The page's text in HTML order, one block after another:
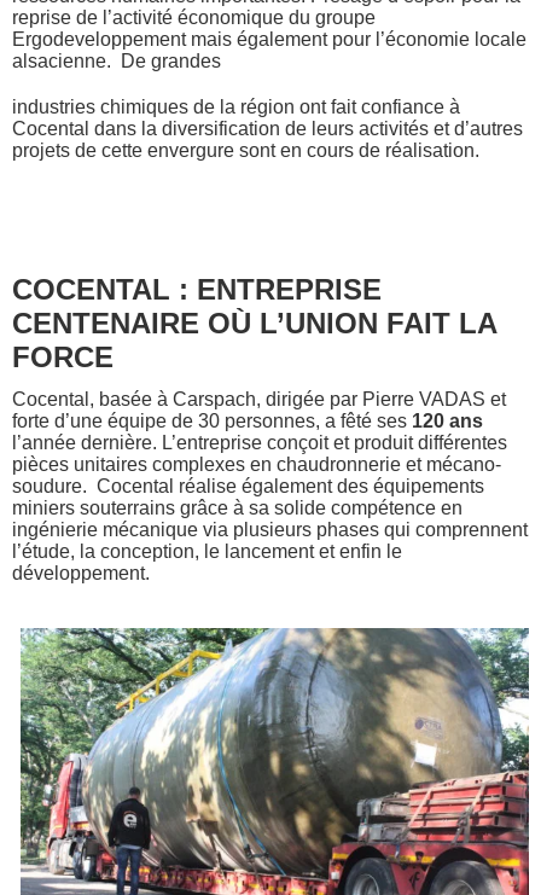
reprise de l’activité économique du groupe
Ergodeveloppement mais également pour l’économie locale
alsacienne. De grandes
industries chimiques de la région ont fait confiance à
Cocental dans la diversification de leurs activités et d’autres
projets de cette envergure sont en cours de réalisation.
COCENTAL : ENTREPRISE
CENTENAIRE OÙ L’UNION FAIT LA
FORCE
Cocental, basée à Carspach, dirigée par Pierre VADAS et
forte d’une équipe de 30 personnes, a fêté ses 120 ans
l’année dernière. L’entreprise conçoit et produit différentes
pièces unitaires complexes en chaudronnerie et mécano-
soudure. Cocental réalise également des équipements
miniers souterrains grâce à sa solide compétence en
ingénierie mécanique via plusieurs phases qui comprennent
l’étude, la conception, le lancement et enfin le
développement.